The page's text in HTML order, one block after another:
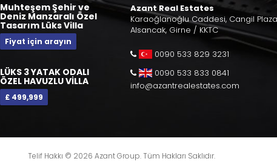
Muhteşem Şehir ve
Deniz Manzaralı Özel
Tasarım Lüks Villa
Fiyat için arayın
LÜKS 3 YATAK ODALI
ÖZEL HAVUZLU VİLLA
£ 499,999
Azant Real Estates
Karaoğlanoğlu Caddesi, Cangil
Alsancak, Girne / KKTC
0090 533 829 3231
0090 533 833 0841
info@azantrealestates.com
Telif Hakkı © 2026 Azant Group. Tüm Hakları Saklıdır.